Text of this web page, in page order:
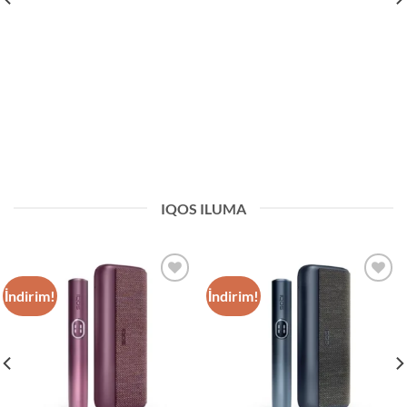
IQOS ILUMA
İndirim! İndirim!